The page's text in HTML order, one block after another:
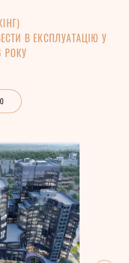
В ЕКСПЛУАТАЦІЮ У
РОКУ